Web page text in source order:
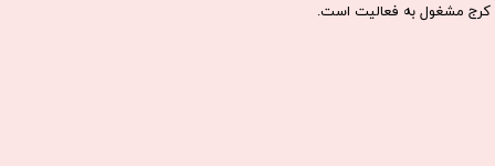
كرج مشغول به فعاليت است.​​​​​​​